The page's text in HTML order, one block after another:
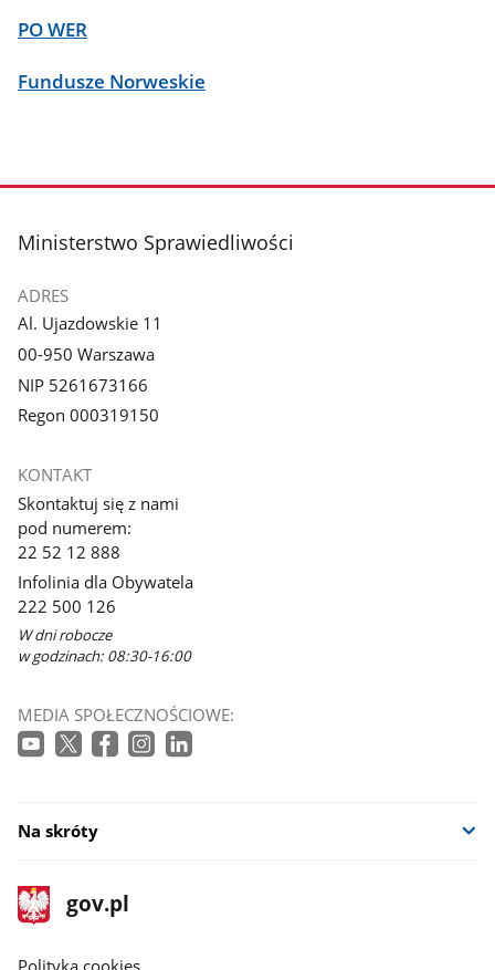
PO WER
Fundusze Norweskie
stopka
Ministerstwo Sprawiedliwości
ADRES
Al. Ujazdowskie 11
00-950 Warszawa
NIP 5261673166
Regon 000319150
KONTAKT
Skontaktuj się z nami
pod numerem:
22 52 12 888
Infolinia dla Obywatela
222 500 126
W dni robocze
w godzinach: 08:30-16:00
MEDIA SPOŁECZNOŚCIOWE:
Na skróty
stopka
gov.pl
Strona
gov.pl
gov.pl
Polityka cookies